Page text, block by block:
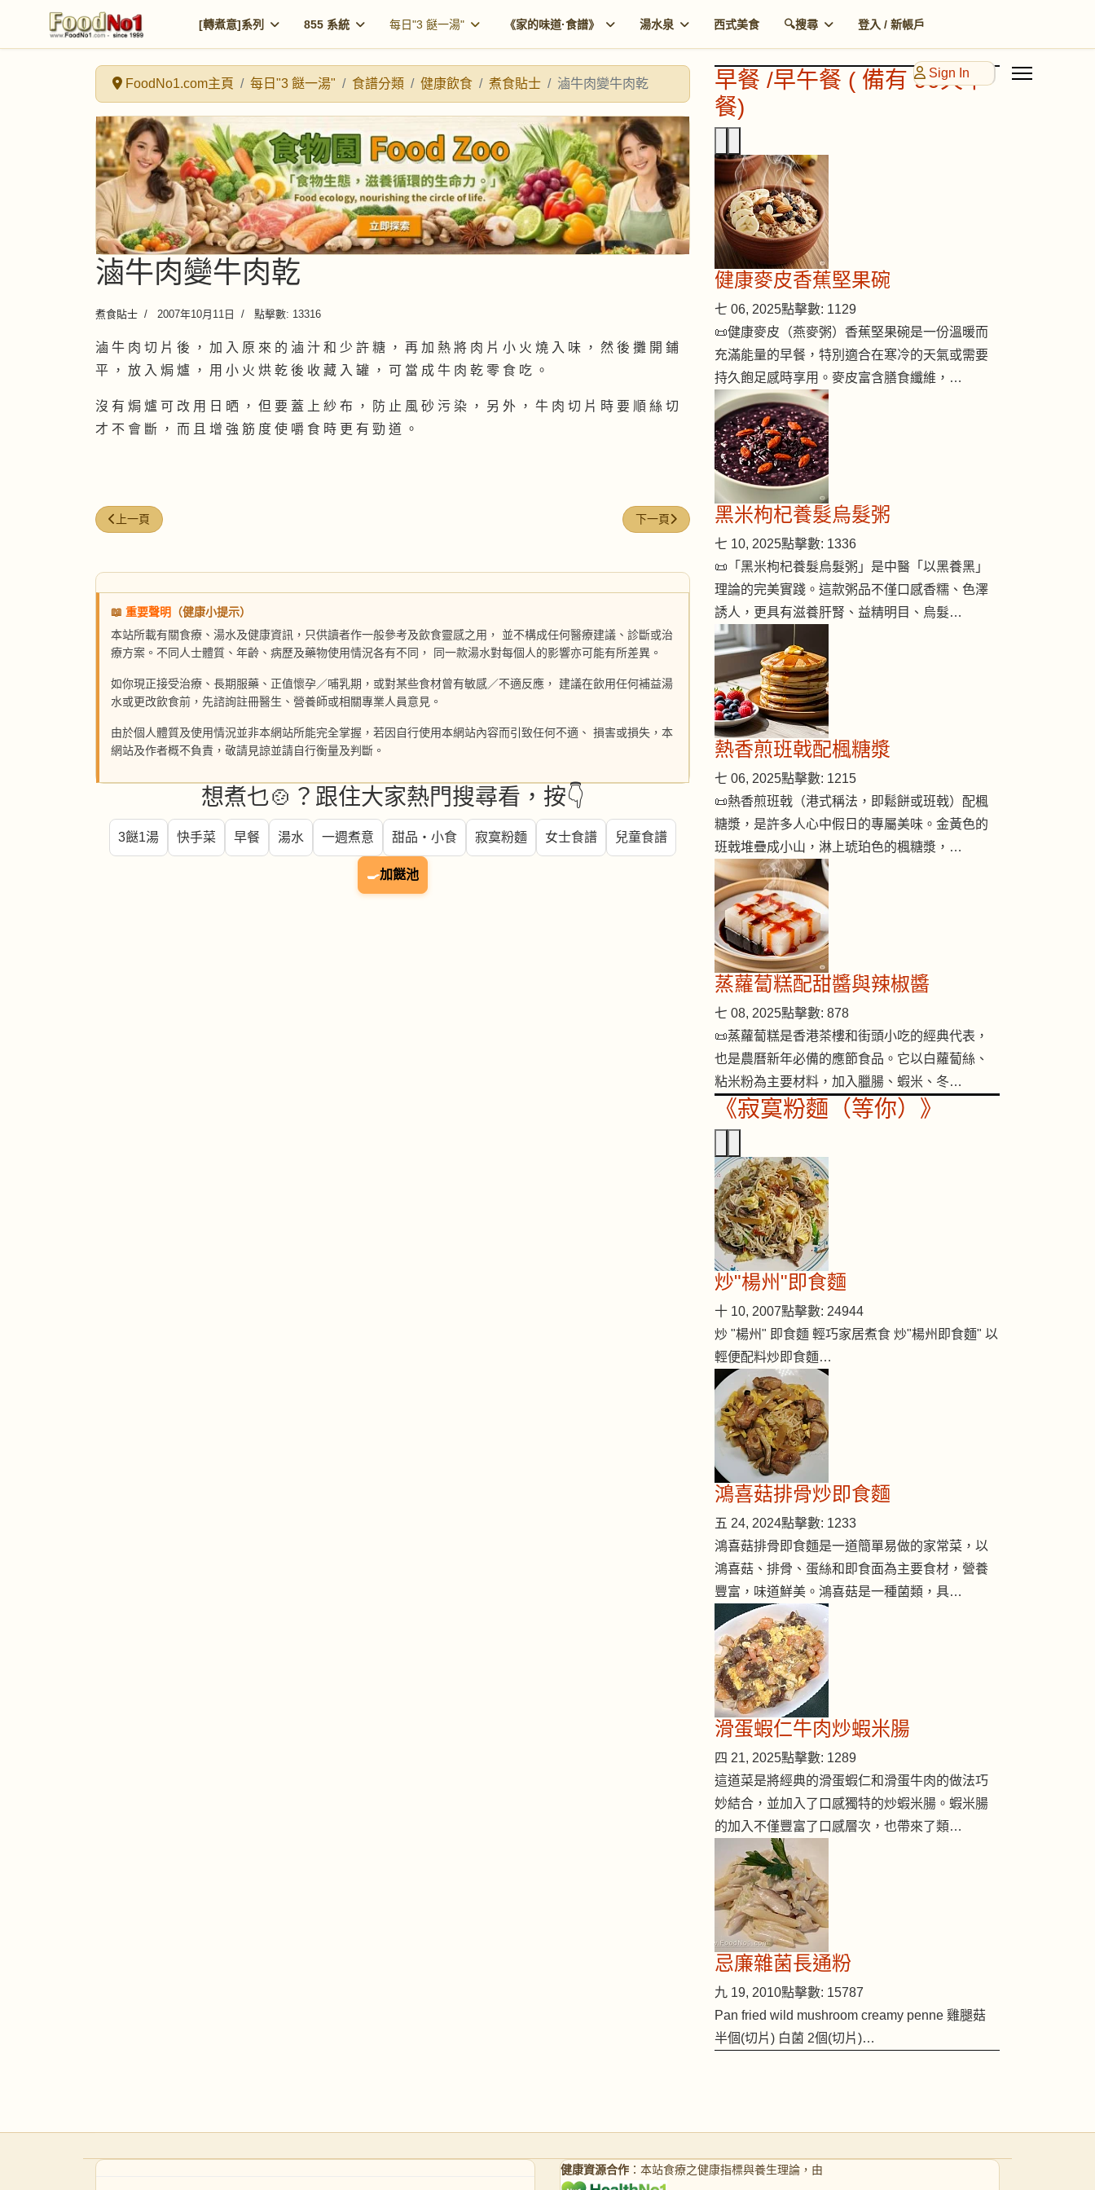
[轉煮意]系列 855 系統 每日"3 餸一湯" 《家的味道·食譜》 湯水泉 西式美食 🔍搜尋 登入 / 新帳戶
Sign In
FoodNo1.com主頁 每日"3 餸一湯" 食譜分類 健康飲食 煮食貼士 滷牛肉變牛肉乾
滷牛肉變牛肉乾
煮食貼士 2007年10月11日 點擊數: 13316
滷 牛 肉 切 片 後 ， 加 入 原 來 的 滷 汁 和 少 許 糖 ， 再 加 熱 將 肉 片 小 火 燒 入 味 ， 然 後 攤 開 鋪
平 ， 放 入 焗 爐 ， 用 小 火 烘 乾 後 收 藏 入 罐 ， 可 當 成 牛 肉 乾 零 食 吃 。
沒 有 焗 爐 可 改 用 日 晒 ， 但 要 蓋 上 紗 布 ， 防 止 風 砂 污 染 ， 另 外 ， 牛 肉 切 片 時 要 順 絲 切
才 不 會 斷 ， 而 且 增 強 筋 度 使 嚼 食 時 更 有 勁 道 。
上一篇文章: 鹽燒甘鯛最好味
上一頁 下一篇文章: 鰹魚內臟泡酒更好味
下一頁
📖 重要聲明
（健康小提示）
本站所載有關食療、湯水及健康資訊，只供讀者作一般參考及飲食靈感之用， 並不構成任何醫療建議、診斷或治
療方案。不同人士體質、年齡、病歷及藥物使用情況各有不同， 同一款湯水對每個人的影響亦可能有所差異。
如你現正接受治療、長期服藥、正值懷孕／哺乳期，或對某些食材曾有敏感／不適反應， 建議在飲用任何補益湯
水或更改飲食前，先諮詢註冊醫生、營養師或相關專業人員意見。
由於個人體質及使用情況並非本網站所能完全掌握，若因自行使用本網站內容而引致任何不適、 損害或損失，本
網站及作者概不負責，敬請見諒並請自行衡量及判斷。
想煮乜🍲？跟住大家熱門搜尋看，按👇
3餸1湯 快手菜 早餐 湯水 一週煮意 甜品・小食 寂寞粉麵 女士食譜 兒童食譜
🍳加餸池
早餐 /早午餐 ( 備有 90天早
餐)
健康麥皮香蕉堅果碗
七 06, 2025點擊數: 1129
📜健康麥皮（燕麥粥）香蕉堅果碗是一份溫暖而
充滿能量的早餐，特別適合在寒冷的天氣或需要
持久飽足感時享用。麥皮富含膳食纖維，…
黑米枸杞養髮烏髮粥
七 10, 2025點擊數: 1336
📜「黑米枸杞養髮烏髮粥」是中醫「以黑養黑」
理論的完美實踐。這款粥品不僅口感香糯、色澤
誘人，更具有滋養肝腎、益精明目、烏髮…
熱香煎班戟配楓糖漿
七 06, 2025點擊數: 1215
📜熱香煎班戟（港式稱法，即鬆餅或班戟）配楓
糖漿，是許多人心中假日的專屬美味。金黃色的
班戟堆疊成小山，淋上琥珀色的楓糖漿，…
蒸蘿蔔糕配甜醬與辣椒醬
七 08, 2025點擊數: 878
📜蒸蘿蔔糕是香港茶樓和街頭小吃的經典代表，
也是農曆新年必備的應節食品。它以白蘿蔔絲、
粘米粉為主要材料，加入臘腸、蝦米、冬…
《寂寞粉麵（等你）》
炒"楊州"即食麵
十 10, 2007點擊數: 24944
炒 "楊州" 即食麵 輕巧家居煮食 炒"楊州即食麵" 以
輕便配料炒即食麵…
鴻喜菇排骨炒即食麵
五 24, 2024點擊數: 1233
鴻喜菇排骨即食麵是一道簡單易做的家常菜，以
鴻喜菇、排骨、蛋絲和即食面為主要食材，營養
豐富，味道鮮美。鴻喜菇是一種菌類，具…
滑蛋蝦仁牛肉炒蝦米腸
四 21, 2025點擊數: 1289
這道菜是將經典的滑蛋蝦仁和滑蛋牛肉的做法巧
妙結合，並加入了口感獨特的炒蝦米腸。蝦米腸
的加入不僅豐富了口感層次，也帶來了類…
忌廉雜菌長通粉
九 19, 2010點擊數: 15787
Pan fried wild mushroom creamy penne 雞腿菇
半個(切片) 白菌 2個(切片)…
健康資源合作 ：本站食療之健康指標與養生理論，由